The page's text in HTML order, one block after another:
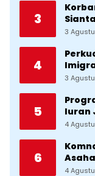
3
3
4
3
5
Iuran
4
6
4